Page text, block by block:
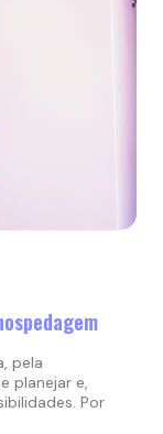
pela
planejar e,
Por